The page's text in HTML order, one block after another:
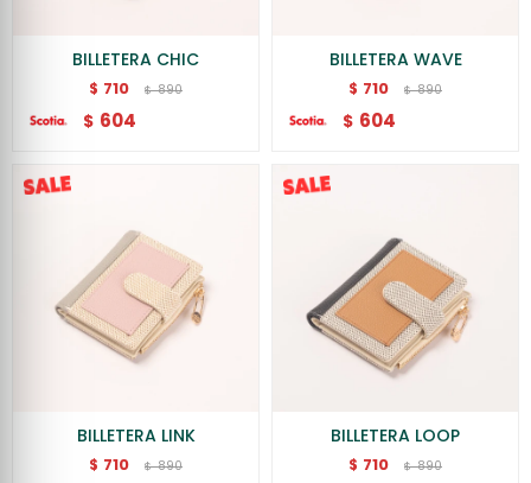
BILLETERA CHIC
$ 710 $ 890
$ 604
BILLETERA WAVE
$ 710 $ 890
$ 604
BILLETERA LINK
$ 710 $ 890
BILLETERA LOOP
$ 710 $ 890